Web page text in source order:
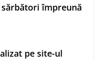
împreună
pe site-ul